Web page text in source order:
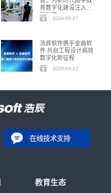
育数字化建设注入强
劲动能2026-05-27
浩辰软件携手金曲软
件 共启工程设计高效
数字化新征程
2026-04-22
在线技术支持
教育生态